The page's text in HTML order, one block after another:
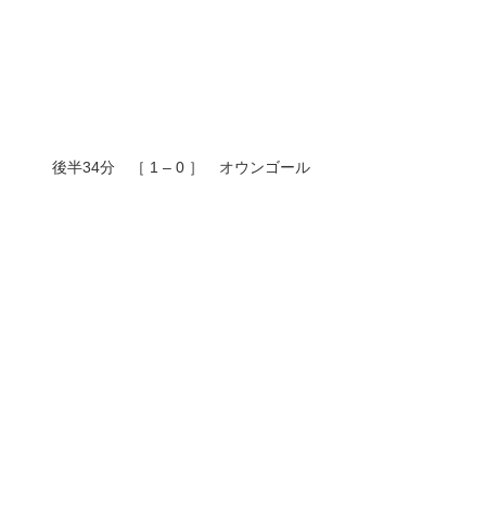
後半34分 ［ 1 – 0 ］ オウンゴール